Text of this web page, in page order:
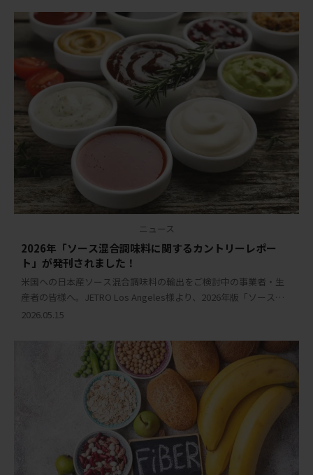
ニュース
2026年「ソース混合調味料に関するカントリーレポー
ト」が発刊されました！
米国への日本産ソース混合調味料の輸出をご検討中の事業者・生
産者の皆様へ。JETRO Los Angeles様より、2026年版「ソース混
合調味料に関するカントリーレポート」が発刊されました。 本レ
2026.05.15